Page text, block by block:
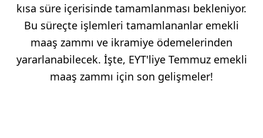
kısa süre içerisinde tamamlanması bekleniyor.
Bu süreçte işlemleri tamamlananlar emekli
maaş zammı ve ikramiye ödemelerinden
yararlanabilecek. İşte, EYT'liye Temmuz emekli
maaş zammı için son gelişmeler!